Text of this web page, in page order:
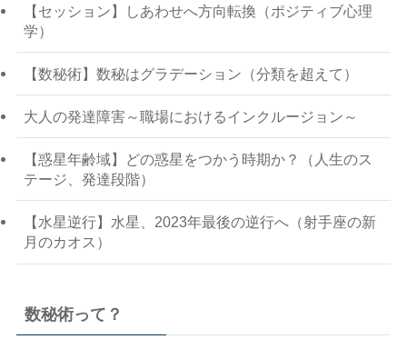
【セッション】しあわせへ方向転換（ポジティブ心理
学）
【数秘術】数秘はグラデーション（分類を超えて）
大人の発達障害～職場におけるインクルージョン～
【惑星年齢域】どの惑星をつかう時期か？（人生のス
テージ、発達段階）
【水星逆行】水星、2023年最後の逆行へ（射手座の新
月のカオス）
数秘術って？